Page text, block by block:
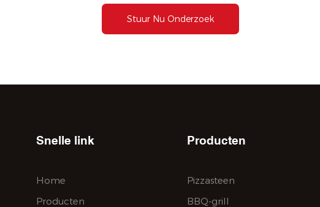
Stuur Nu Onderzoek
Snelle link
Home
Producten
Producten
Pizzasteen
BBQ-grill